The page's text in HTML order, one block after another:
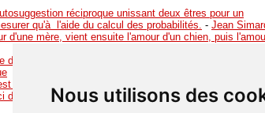
Nous utilisons des
réciproque unissant deux êtres pour un
qu'à l'aide du calcul des probabilités. - Jean
d'une mère, vient ensuite l'amour d'un chien, puis
dont l'injure est faite, mais celle dont elle est supportée.
l'ambition d'éveiller et de maintenir dans une chair, un
de flatter à notre place un moi dont nous ne sommes